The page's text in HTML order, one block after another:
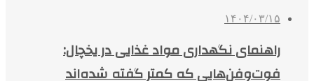
۱۴۰۴/۰۳/۱۵
راهنمای نگهداری مواد غذایی در یخچال:
فوت‌وفن‌هایی که کمتر گفته شده‌اند